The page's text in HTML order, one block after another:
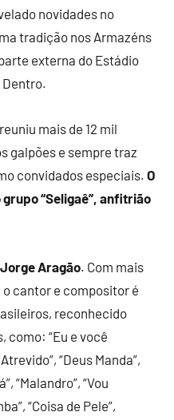
novidades no
tradição nos Armazéns
externa do Estádio
Dentro.
mais de 12 mil
galpões e sempre traz
convidados especiais. O
“Seligaê”, anfitrião
Aragão. Com mais
cantor e compositor é
reconhecido
como: “Eu e você
“Deus Manda”,
“Malandro”, “Vou
“Coisa de Pele”,